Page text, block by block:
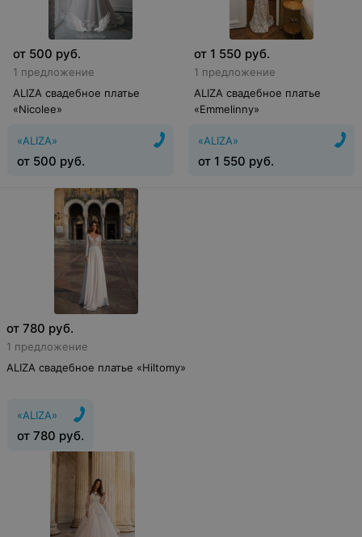
от 500 руб.
1 предложение
ALIZA свадебное платье
«Nicolee»
«ALIZA»
от 500 руб.
от 1 550 руб.
1 предложение
ALIZA свадебное платье
«Emmelinny»
«ALIZA»
от 1 550 руб.
от 780 руб.
1 предложение
ALIZA свадебное платье «Hiltomy»
«ALIZA»
от 780 руб.